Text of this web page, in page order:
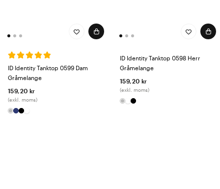
ID Identity Tanktop 0599 Dam
Gråmelange
159,20 kr
(exkl. moms)
ID Identity Tanktop 0598 Herr
Gråmelange
159,20 kr
(exkl. moms)